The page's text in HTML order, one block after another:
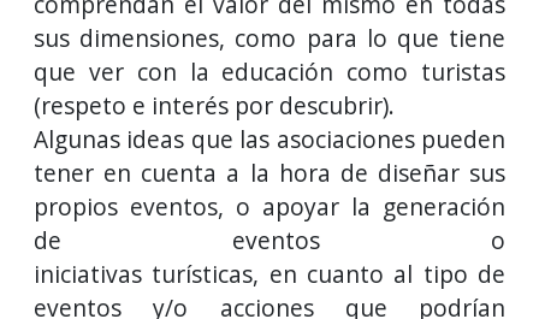
sus dimensiones, como para lo que tiene
que ver con la educación como turistas
(respeto e interés por descubrir).
Algunas ideas que las asociaciones pueden
tener en cuenta a la hora de diseñar sus
propios eventos, o apoyar la generación
de eventos o
iniciativas turísticas, en cuanto al tipo de
eventos y/o acciones que podrían